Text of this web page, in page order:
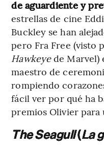
de aguardiente y
estrellas de cine
Buckley se han
pero Fra Free (visto
Hawkeyede Marvel)
maestro de
rompiendo
fácil ver por qué ha
premios Olivier para
The Seagull(La